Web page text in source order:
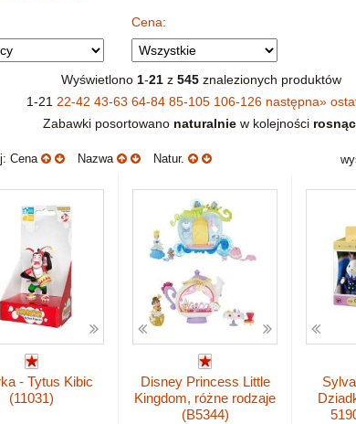
Cena:
Wyświetlono 1-21z 545znalezionych produktów
1-21 22-42 43-63 64-84 85-105 106-126 następna»
Zabawki posortowano naturalniew kolejności
Cena Nazwa Natur.
- Tytus Kibic
(11031)
Disney Princess Little
Kingdom, różne rodzaje
(B5344)